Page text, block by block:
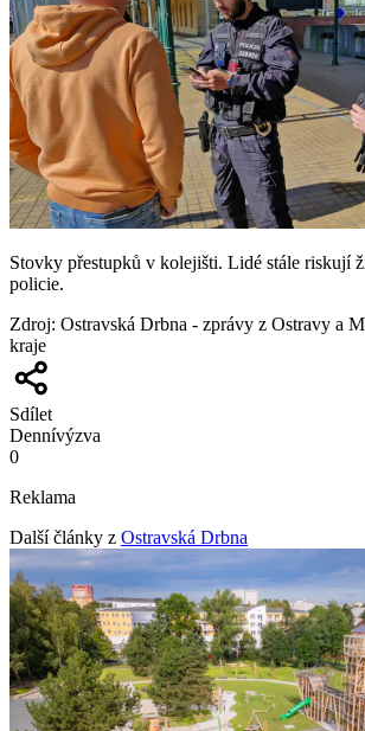
Stovky přestupků v kolejišti. Lidé stále riskují
policie.
Zdroj: Ostravská Drbna - zprávy z Ostravy a
kraje
Sdílet
Dennívýzva
0
Reklama
Další články z Ostravská Drbna